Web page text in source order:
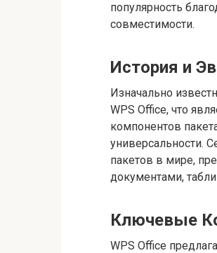
популярность
совместимости.
История и
Изначально
WPS Office, что
компонентов
универсальности.
пакетов в мире,
документами,
Ключевые
WPS Office